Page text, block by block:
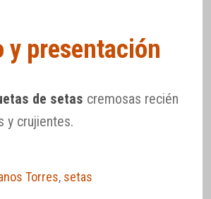
y presentación
de setas cremosas recién
y crujientes.
Torres, setas